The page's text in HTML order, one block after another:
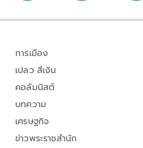
การเมือง
เปลว สีเงิน
คอลัมนิสต์
บทความ
เศรษฐกิจ
ข่าวพระราชสำนัก